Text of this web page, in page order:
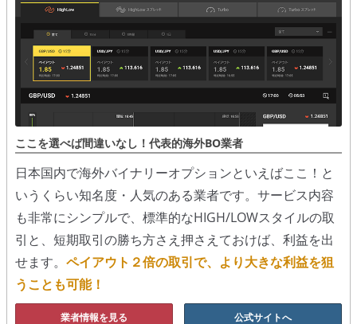
トレンド順張りで勝つ方法
逆張りと相場変動のしくみ
シグナルはダマシに注意
負けそうなときは損切り
攻略法まとめ
ローソク足チャート
移動平均線
MACD
ここを選べば間違いなし！代表的海外BO業者
日本国内で海外バイナリーオプションといえばここ！と
いうくらい知名度・人気のある業者です。サービス内容
も非常にシンプルで、標準的なHIGH/LOWスタイルの取
引と、短期取引の勝ち方さえ押さえておけば、利益を出
せます。 ペイアウト２倍の取引で、より大きな利益を狙
うことも可能！
業者情報を見る 公式サイトへ